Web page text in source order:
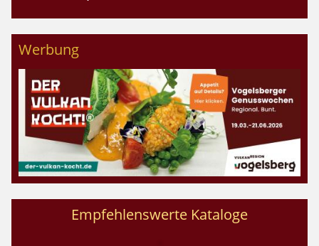
Werbung
Empfehlenswerte Kataloge